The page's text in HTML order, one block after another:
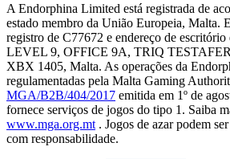
A Endorphina Limited está registrada de
estado membro da União Europeia, Malta.
registro de C77672 e endereço de
LEVEL 9, OFFICE 9A, TRIQ
XBX 1405, Malta. As operações da
regulamentadas pela Malta Gaming
MGA/B2B/404/2017 emitida em 1º de
fornece serviços de jogos do tipo 1. Saiba
www.mga.org.mt . Jogos de azar podem
com responsabilidade.